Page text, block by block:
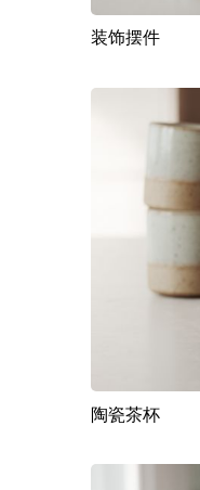
装饰摆件
陶瓷茶杯